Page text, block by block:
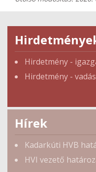
Hirdetmény -
Hirdetmény -
Hírek
Kadarkúti HVB
HVI vezető